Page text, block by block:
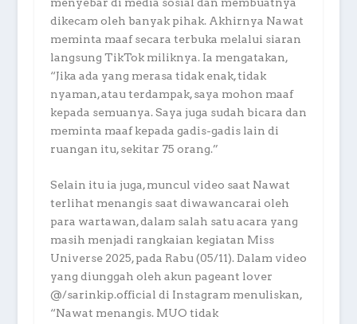
dikecam oleh banyak pihak. Akhirnya Nawat
meminta maaf secara terbuka melalui siaran
langsung TikTok miliknya. Ia mengatakan,
“Jika ada yang merasa tidak enak, tidak
nyaman, atau terdampak, saya mohon maaf
kepada semuanya. Saya juga sudah bicara dan
meminta maaf kepada gadis-gadis lain di
ruangan itu, sekitar 75 orang.”
Selain itu ia juga, muncul video saat Nawat
terlihat menangis saat diwawancarai oleh
para wartawan, dalam salah satu acara yang
masih menjadi rangkaian kegiatan Miss
Universe 2025, pada Rabu (05/11). Dalam video
yang diunggah oleh akun pageant lover
@/sarinkip.official di Instagram menuliskan,
“Nawat menangis. MUO tidak